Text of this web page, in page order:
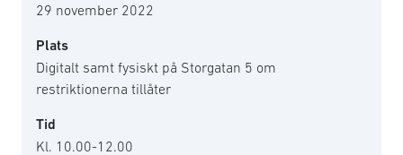
29 november 2022
Plats
Digitalt samt fysiskt på Storgatan 5 om
restriktionerna tillåter
Tid
Kl. 10.00-12.00